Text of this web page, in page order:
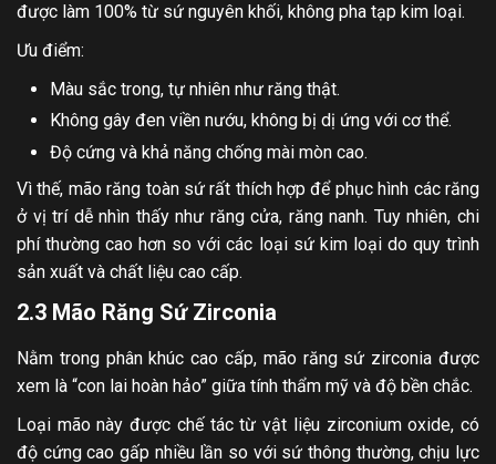
được làm 100% từ sứ nguyên khối, không pha tạp kim loại.
Ưu điểm:
Màu sắc trong, tự nhiên như răng thật.
Không gây đen viền nướu, không bị dị ứng với cơ thể.
Độ cứng và khả năng chống mài mòn cao.
Vì thế, mão răng toàn sứ rất thích hợp để phục hình các răng
ở vị trí dễ nhìn thấy như răng cửa, răng nanh. Tuy nhiên, chi
phí thường cao hơn so với các loại sứ kim loại do quy trình
sản xuất và chất liệu cao cấp.
2.3 Mão Răng Sứ Zirconia
Nằm trong phân khúc cao cấp, mão răng sứ zirconia được
xem là “con lai hoàn hảo” giữa tính thẩm mỹ và độ bền chắc.
Loại mão này được chế tác từ vật liệu zirconium oxide, có
độ cứng cao gấp nhiều lần so với sứ thông thường, chịu lực